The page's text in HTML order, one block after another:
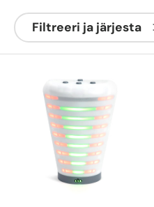
Filtreeri ja järjesta